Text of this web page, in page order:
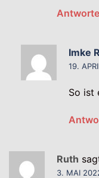
Imke
19.
So ist
Ruth
3. MAI